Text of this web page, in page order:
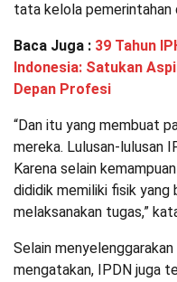
tata kelola pemerintahan
Baca Juga : 39 Tahun
Indonesia: Satukan
Depan Profesi
“Dan itu yang membuat
mereka. Lulusan-lulusan
Karena selain
dididik memiliki fisik yang
melaksanakan tugas,”
Selain
mengatakan, IPDN juga